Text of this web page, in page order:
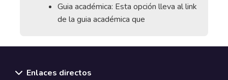
Guia académica: Esta opción lleva al link
de la guia académica que
Enlaces directos